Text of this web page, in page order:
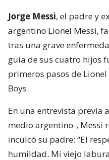
Jorge Messi, el padre y
argentino Lionel Messi,
tras una grave
guía de sus cuatro hijos
primeros pasos de Lionel
Boys.
En una entrevista previa
medio argentino-, Messi
inculcó su padre: “El
humildad. Mi viejo